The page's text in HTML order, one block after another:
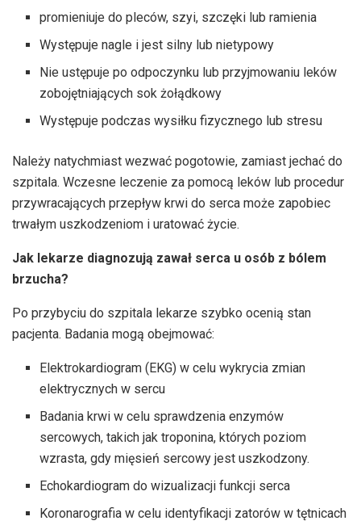
promieniuje do pleców, szyi, szczęki lub ramienia
Występuje nagle i jest silny lub nietypowy
Nie ustępuje po odpoczynku lub przyjmowaniu leków
zobojętniających sok żołądkowy
Występuje podczas wysiłku fizycznego lub stresu
Należy natychmiast wezwać pogotowie, zamiast jechać do
szpitala. Wczesne leczenie za pomocą leków lub procedur
przywracających przepływ krwi do serca może zapobiec
trwałym uszkodzeniom i uratować życie.
Jak lekarze diagnozują zawał serca u osób z bólem
brzucha?
Po przybyciu do szpitala lekarze szybko ocenią stan
pacjenta. Badania mogą obejmować:
Elektrokardiogram (EKG) w celu wykrycia zmian
elektrycznych w sercu
Badania krwi w celu sprawdzenia enzymów
sercowych, takich jak troponina, których poziom
wzrasta, gdy mięsień sercowy jest uszkodzony.
Echokardiogram do wizualizacji funkcji serca
Koronarografia w celu identyfikacji zatorów w tętnicach